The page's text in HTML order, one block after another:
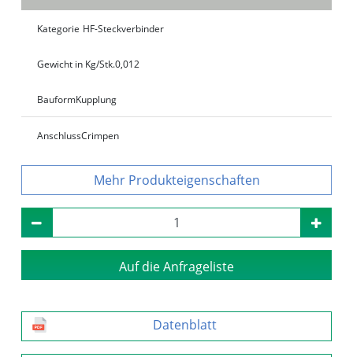
Kategorie HF-Steckverbinder
Gewicht in Kg/Stk.0,012
BauformKupplung
AnschlussCrimpen
Produkteigenschaften
Auf die Anfrageliste
Datenblatt